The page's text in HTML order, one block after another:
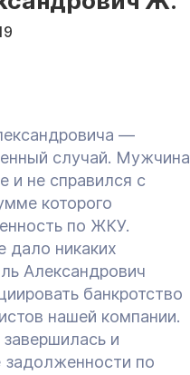
—
случай. Мужчина
и не справился с
которого
по ЖКУ.
дало никаких
Александрович
банкротство
нашей компании.
и
по